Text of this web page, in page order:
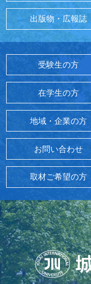
出版物・広報誌
受験生の方
在学生の方
地域・企業の方
お問い合わせ
取材ご希望の方